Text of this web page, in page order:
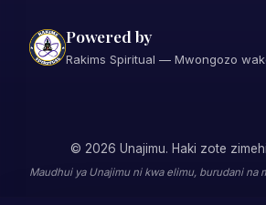
Powered by
Rakims Spiritual — Mwongozo
© 2026 Unajimu. Haki zote
Maudhui ya Unajimu ni kwa elimu, burudani na